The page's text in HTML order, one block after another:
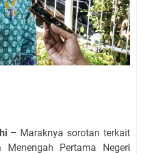
– Maraknya sorotan terkait
Pertama Negeri